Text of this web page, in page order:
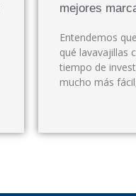
mejores
Entendemos
qué lavavajillas
tiempo de
mucho más